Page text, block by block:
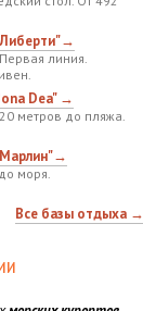
линия.
Dea" →
метров до пляжа.
моря.
Все базы отдыха →